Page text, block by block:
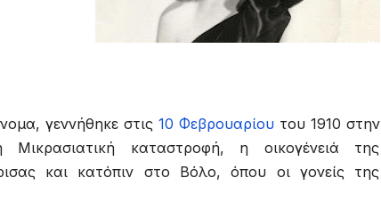
γεννήθηκε στις 10 Φεβρουαρίουτου 1910 στην
καταστροφή, η οικογένειά της
και κατόπιν στο Βόλο, όπου οι γονείς της